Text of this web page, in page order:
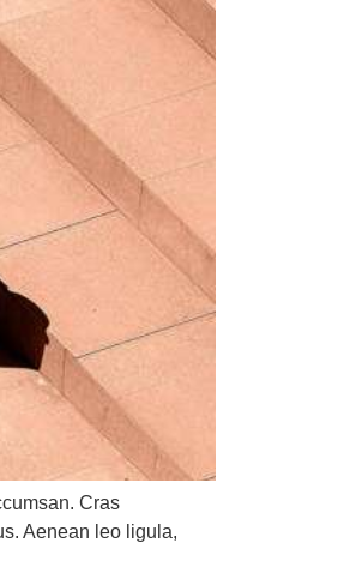
Cras
Aenean leo ligula,